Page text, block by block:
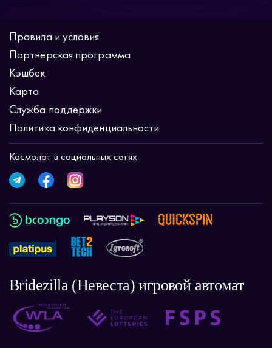
Правила и условия
Партнерская программа
Кэшбек
Карта
Служба поддержки
Политика конфиденциальности
Космолот в социальных сетях
Bridezilla (Невеста) игровой автомат